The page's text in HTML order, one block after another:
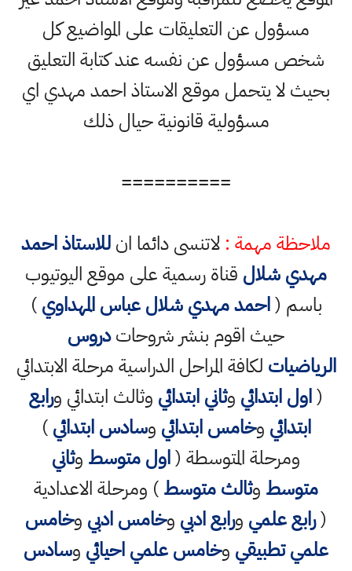
مسؤول عن التعليقات على المواضيع كل
شخص مسؤول عن نفسه عند كتابة التعليق
بحيث لا يتحمل موقع الاستاذ احمد مهدي اي
مسؤولية قانونية حيال ذلك
==========
ملاحظة مهمة : لاتنسى دائما انللاستاذ احمد
مهدي شلال قناة رسمية على موقع اليوتيوب
باسم (احمد مهدي شلال عباس المهداوي)
حيث اقوم بنشر شروحاتدروس
الرياضيات لكافة المراحل الدراسية مرحلة الابتدائي
(اول ابتدائي وثاني ابتدائي وثالث ابتدائي ورابع
ابتدائي وخامس ابتدائي وسادس ابتدائي)
ومرحلة المتوسطة (اول متوسط وثاني
متوسط وثالث متوسط) ومرحلة الاعدادية
(رابع علمي ورابع ادبي وخامس ادبي وخامس
علمي تطبيقي وخامس علمي احيائي وسادس